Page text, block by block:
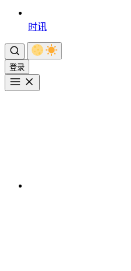
时讯
登录